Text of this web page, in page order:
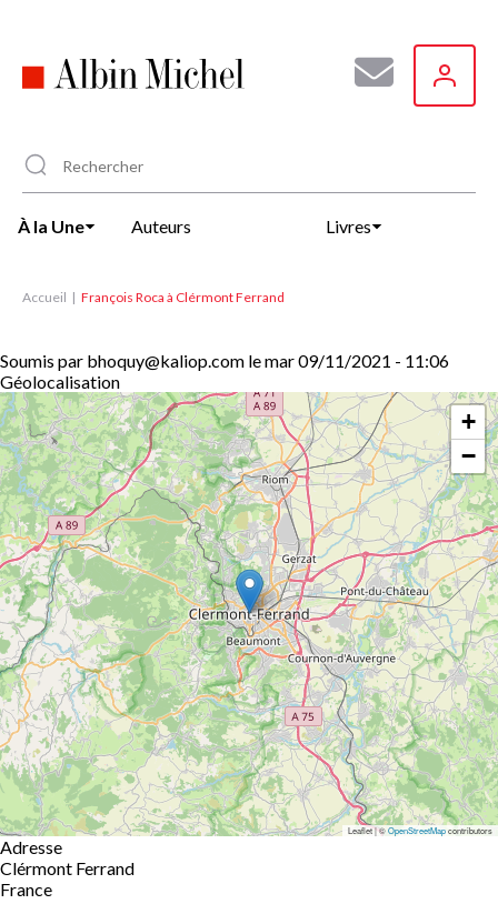
principal
À la Une Auteurs Livres
Accueil François Roca à Clérmont Ferrand
Soumis par bhoquy@kaliop.com lemar 09/11/2021 - 11:06
Géolocalisation
+
−
Leaflet | ©OpenStreetMapcontributors
Adresse
Clérmont Ferrand
France